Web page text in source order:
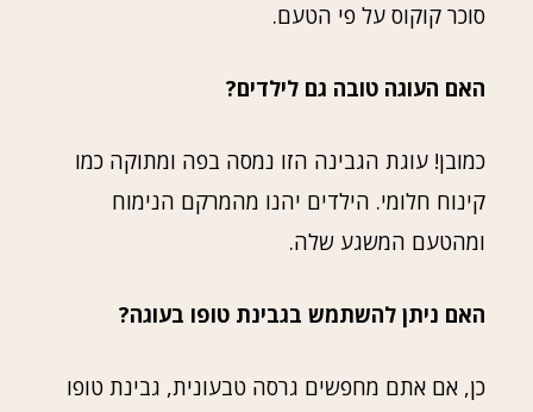
סוכר קוקוס על פי הטעם.
האם העוגה טובה גם לילדים?
כמובן! עוגת הגבינה הזו נמסה בפה ומתוקה כמו
קינוח חלומי. הילדים יהנו מהמרקם הנימוח
ומהטעם המשגע שלה.
האם ניתן להשתמש בגבינת טופו בעוגה?
כן, אם אתם מחפשים גרסה טבעונית, גבינת טופו